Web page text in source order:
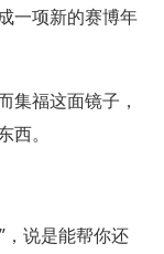
一项新的赛博年
集福这面镜子，
。
，说是能帮你还